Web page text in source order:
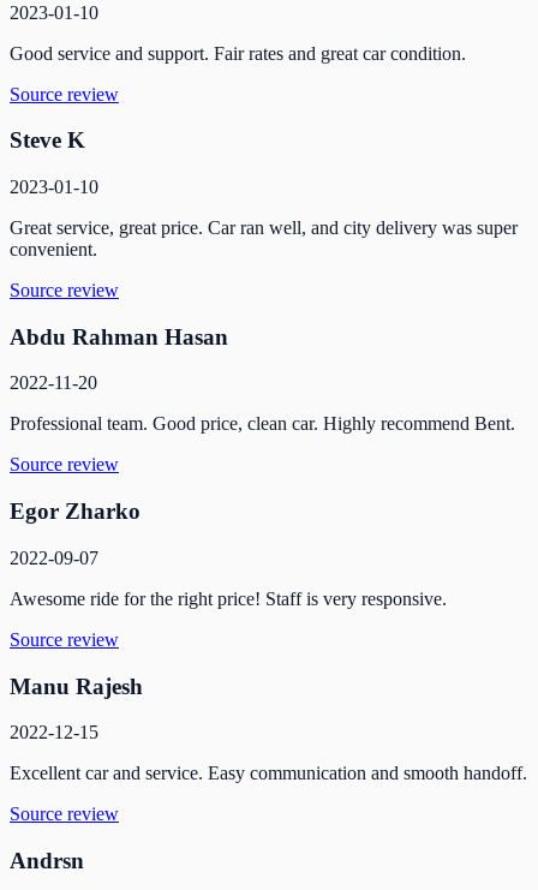
2023-01-10
Good service and support. Fair rates and great car condition.
Source review
Steve K
2023-01-10
Great service, great price. Car ran well, and city delivery was super
convenient.
Source review
Abdu Rahman Hasan
2022-11-20
Professional team. Good price, clean car. Highly recommend Bent.
Source review
Egor Zharko
2022-09-07
Awesome ride for the right price! Staff is very responsive.
Source review
Manu Rajesh
2022-12-15
Excellent car and service. Easy communication and smooth handoff.
Source review
Andrsn